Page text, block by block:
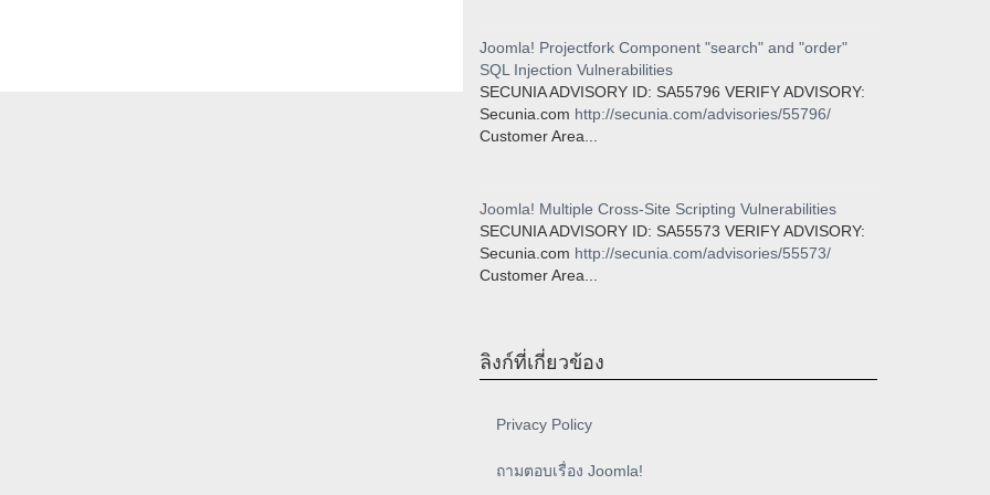
Joomla! Projectfork Component "search" and "order"
SQL Injection Vulnerabilities
SECUNIA ADVISORY ID: SA55796 VERIFY ADVISORY:
Secunia.com http://secunia.com/advisories/55796/
Customer Area...
Joomla! Multiple Cross-Site Scripting Vulnerabilities
SECUNIA ADVISORY ID: SA55573 VERIFY ADVISORY:
Secunia.com http://secunia.com/advisories/55573/
Customer Area...
ลิงก์ที่เกี่ยวข้อง
Privacy Policy
ถามตอบเรื่อง Joomla!